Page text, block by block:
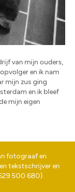
van mijn ouders,
en ik nam
mijn zus ging
en ik bleef
mijn eigen
fotograaf en
tekstschrijver en
500 680).